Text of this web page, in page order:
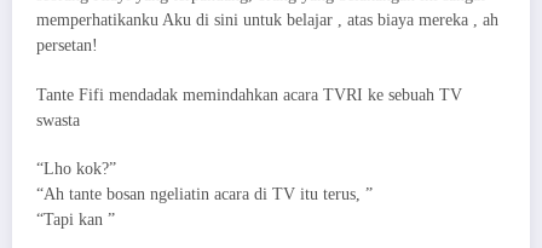
memperhatikanku Aku di sini untuk belajar , atas biaya mereka , ah
persetan!
Tante Fifi mendadak memindahkan acara TVRI ke sebuah TV
swasta
“Lho kok?”
“Ah tante bosan ngeliatin acara di TV itu terus, ”
“Tapi kan ”